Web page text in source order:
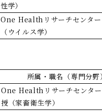
性学）
One Healthリサーチセンタ
（ウイルス学）
所属・職名（専門分野）
One Healthリサーチセンター
授（家畜衛生学）